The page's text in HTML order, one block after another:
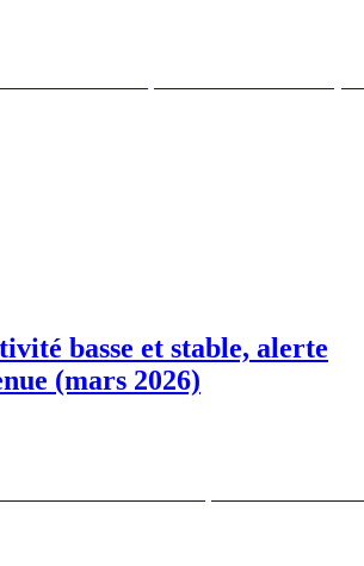
basse et stable, alerte
(mars 2026)